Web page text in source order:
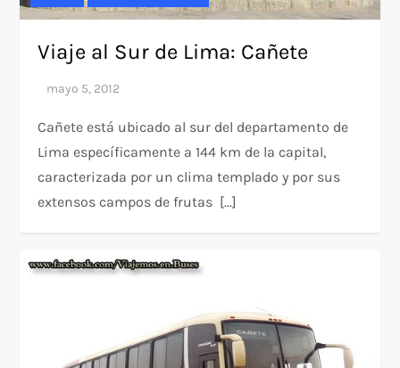
Viaje al Sur de Lima: Cañete
Cañete está ubicado al sur del departamento de
Lima específicamente a 144 km de la capital,
caracterizada por un clima templado y por sus
extensos campos de frutas […]